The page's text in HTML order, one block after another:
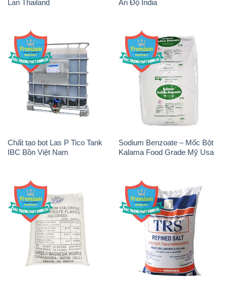
Lan Thailand Ấn Độ India
Chất tạo bọt Las P Tico Tank
IBC Bồn Việt Nam
Sodium Benzoate – Mốc Bột
Kalama Food Grade Mỹ Usa